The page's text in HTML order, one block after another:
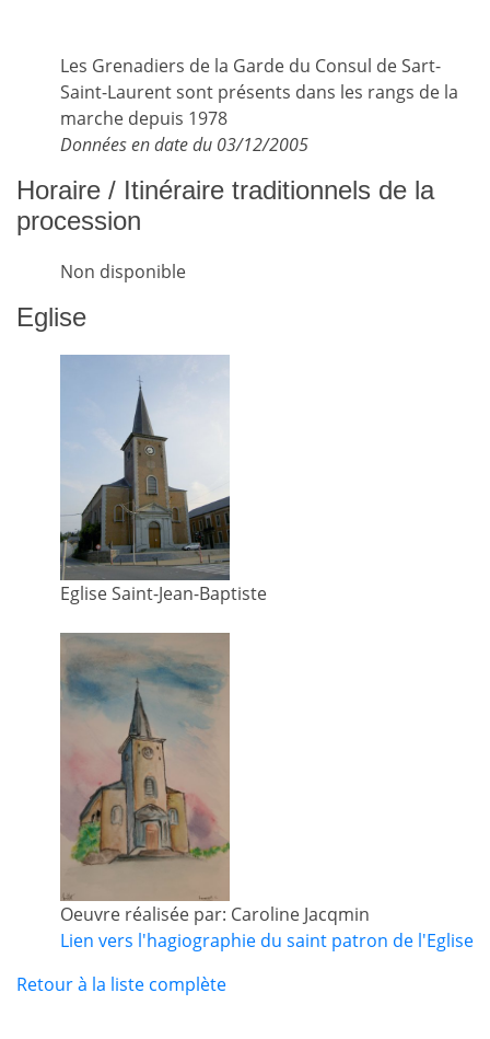
Les Grenadiers de la Garde du Consul de Sart-
Saint-Laurent sont présents dans les rangs de la
marche depuis 1978
Données en date du 03/12/2005
Horaire / Itinéraire traditionnels de la
procession
Non disponible
Eglise
Eglise Saint-Jean-Baptiste
Oeuvre réalisée par: Caroline Jacqmin
Lien vers l'hagiographie du saint patron de l'Eglise
Retour à la liste complète